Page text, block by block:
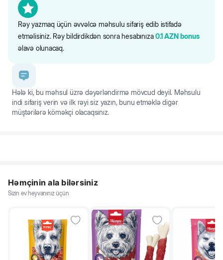
Rəy yazmaq üçün əvvəlcə məhsulu sifariş edib istifadə
etməlisiniz. Rəy bildirdikdən sonra hesabınıza0.1 AZN bonus
əlavə olunacaq.
Hələ ki, bu məhsul üzrə dəyərləndirmə mövcud deyil. Məhsulu
indi sifariş verin və ilk rəyi siz yazın, bunu etməklə digər
müştərilərə köməkçi olacaqsınız.
Həmçinin ala bilərsiniz
Sizin ev heyvanınız üçün